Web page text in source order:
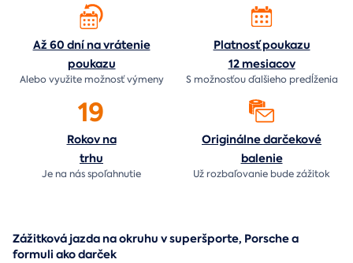
Až 60 dní na vrátenie
poukazu
Alebo využite možnosť výmeny
Platnosť poukazu
12 mesiacov
S možnosťou ďalšieho predĺženia
19
Rokov na
trhu
Je na násspoľahnutie
Originálne darčekové
balenie
Už rozbaľovanie budezážitok
Zážitková jazda na okruhu v superšporte, Porsche a
formuli ako darček